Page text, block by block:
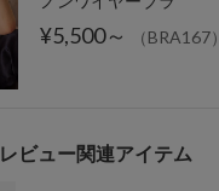
¥5,500～ （BRA167）
レビュー関連アイテム